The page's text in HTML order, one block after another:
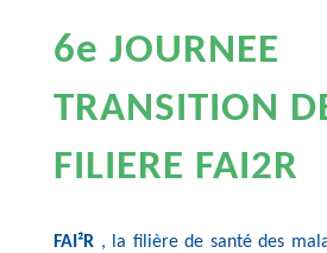
6e JOURNEE
TRANSITION
FILIERE FAI2R
FAI²R , la filière de santé des